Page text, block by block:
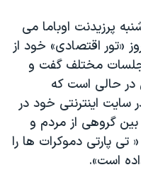
سفید در اعلام برنامه روز ۴ شنبه پرزیدنت اوباما می
«تور اقتصادی» خود از
جلسات مختلف گفت و
در حالی است که
اینترنتی خود در
بین گروهی از مردم و
تی پارتی دموکرات ها را
است».